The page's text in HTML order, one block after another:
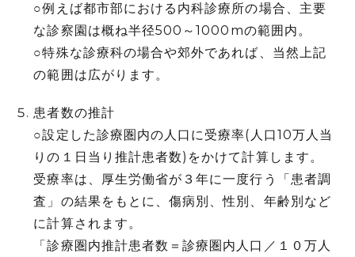
○例えば都市部における内科診療所の場合、主要
な診察園は概ね半径500～1000mの範囲内。
○特殊な診療科の場合や郊外であれば、当然上記
の範囲は広がります。
患者数の推計
○設定した診療圏内の人口に受療率(人口10万人当
りの１日当り推計患者数)をかけて計算します。
受療率は、厚生労働省が３年に一度行う「患者調
査」の結果をもとに、傷病別、性別、年齢別など
に計算されます。
「診療圏内推計患者数＝診療圏内人口／１０万人